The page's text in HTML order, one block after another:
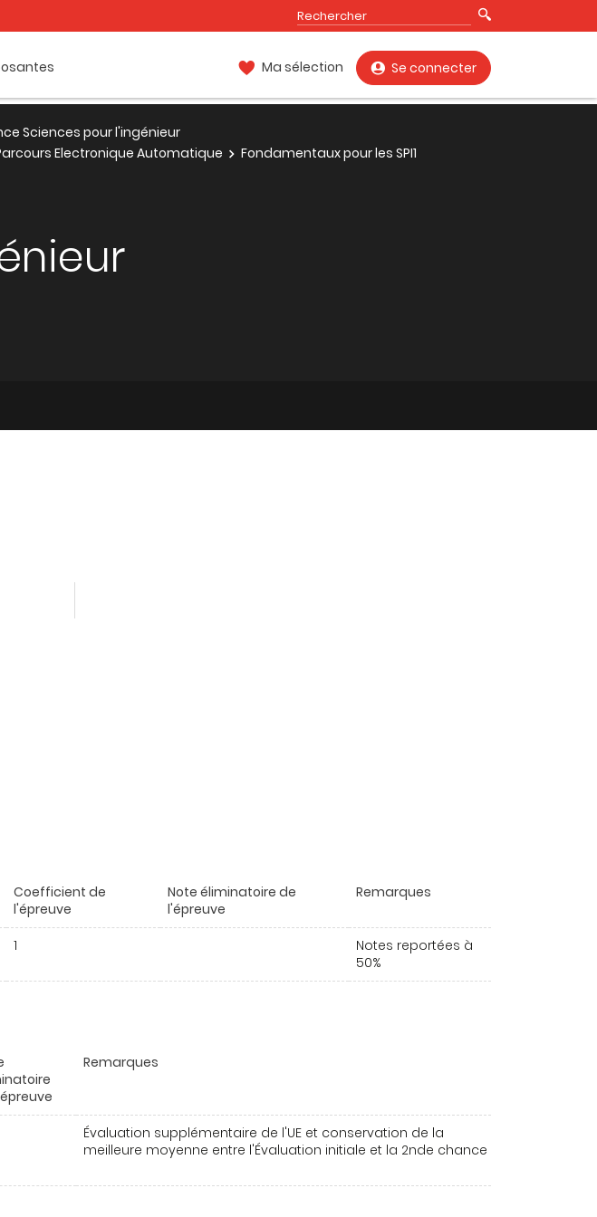
Ma sélection Se connecter
Sciences pour l'ingénieur
Electronique Automatique
Fondamentaux pour les SPI1
Coefficient de
l'épreuve
Note éliminatoire de
l'épreuve
Remarques
1
Notes reportées à
50%
Remarques
Évaluation supplémentaire de l'UE et conservation de la
meilleure moyenne entre l'Évaluation initiale et la 2nde chance